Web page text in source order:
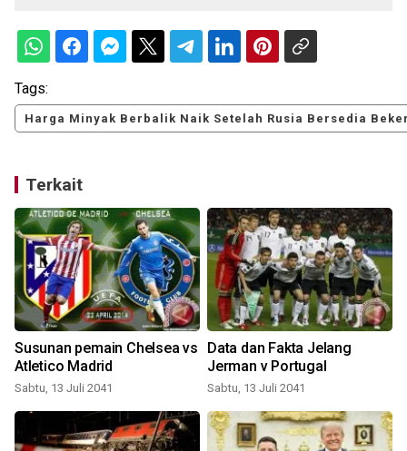
Tags:
Harga Minyak Berbalik Naik Setelah Rusia Bersedia
Terkait
Susunan pemain Chelsea vs
Atletico Madrid
Sabtu, 13 Juli 2041
Data dan Fakta Jelang
Jerman v Portugal
Sabtu, 13 Juli 2041